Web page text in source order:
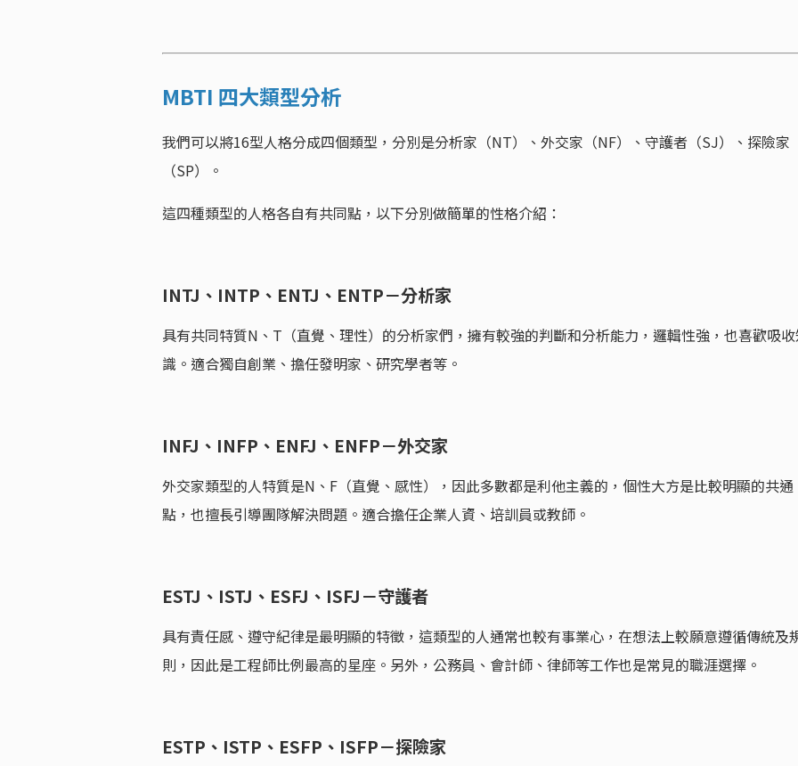
MBTI 四大類型分析
我們可以將16型人格分成四個類型，分別是分析家（NT）、外交家（NF）、守護者（SJ）、探險家
（SP）。
這四種類型的人格各自有共同點，以下分別做簡單的性格介紹：
INTJ、INTP、ENTJ、ENTP－分析家
具有共同特質N、T（直覺、理性）的分析家們，擁有較強的判斷和分析能力，邏輯性強，也喜歡吸
識。適合獨自創業、擔任發明家、研究學者等。
INFJ、INFP、ENFJ、ENFP－外交家
外交家類型的人特質是N、F（直覺、感性），因此多數都是利他主義的，個性大方是比較明顯的共通
點，也擅長引導團隊解決問題。適合擔任企業人資、培訓員或教師。
ESTJ、ISTJ、ESFJ、ISFJ－守護者
具有責任感、遵守紀律是最明顯的特徵，這類型的人通常也較有事業心，在想法上較願意遵循傳統及
則，因此是工程師比例最高的星座。另外，公務員、會計師、律師等工作也是常見的職涯選擇。
ESTP、ISTP、ESFP、ISFP－探險家